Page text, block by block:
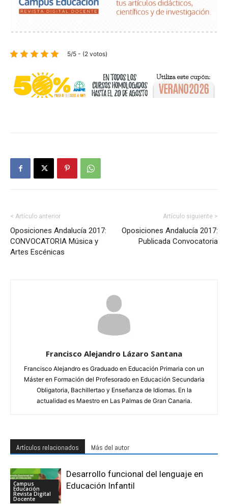
5/5 - (2 votos)
< Artículo anterior
Oposiciones Andalucía 2017:
CONVOCATORIA Música y
Artes Escénicas
Artículo siguiente >
Oposiciones Andalucía 2017:
Publicada Convocatoria
Francisco Alejandro Lázaro Santana
Francisco Alejandro es Graduado en Educación Primaria con un
Máster en Formación del Profesorado en Educación Secundaria
Obligatoria, Bachillertao y Enseñanza de Idiomas. En la
actualidad es Maestro en Las Palmas de Gran Canaria.
Artículos relacionados Más del autor
Campus
Educación
Revista Digital
Docente
Desarrollo funcional del lenguaje en
Educación Infantil